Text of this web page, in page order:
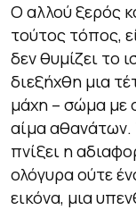
Ο αλλού ξερός
τούτος τόπος,
δεν θυμίζει το
διεξήχθη μια
μάχη – σώμα με
αίμα αθανάτων.
πνίξει η
ολόγυρα ούτε
εικόνα, μια